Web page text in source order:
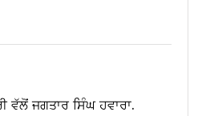
ਵੱਲੋਂ ਜਗਤਾਰ ਸਿੰਘ ਹਵਾਰਾ.